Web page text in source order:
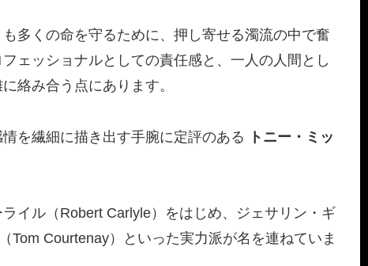
多くの命を守るために、押し寄せる濁流の中で奮
ェッショナルとしての責任感と、一人の人間とし
絡み合う点にあります。
を繊細に描き出す手腕に定評のある トニー・ミッ
イル（Robert Carlyle）をはじめ、ジェサリン・ギ
Tom Courtenay）といった実力派が名を連ねていま